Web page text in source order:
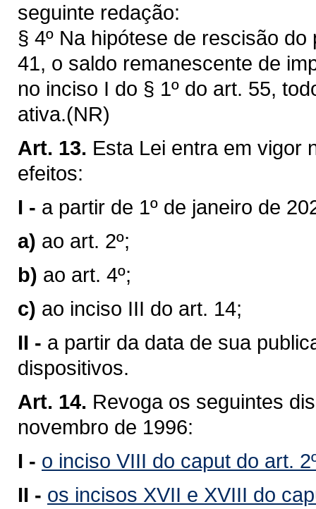
seguinte redação:
§ 4º Na hipótese de rescisão
41, o saldo remanescente de
no inciso I do § 1º do art. 55,
ativa.(NR)
Art. 13. Esta Lei entra em vigor
efeitos:
I - a partir de 1º de janeiro de
a) ao art. 2º;
b) ao art. 4º;
c) ao inciso III do art. 14;
II - a partir da data de sua
dispositivos.
Art. 14. Revoga os seguintes
novembro de 1996:
I - o inciso VIII do caput do art.
II - os incisos XVII e XVIII do